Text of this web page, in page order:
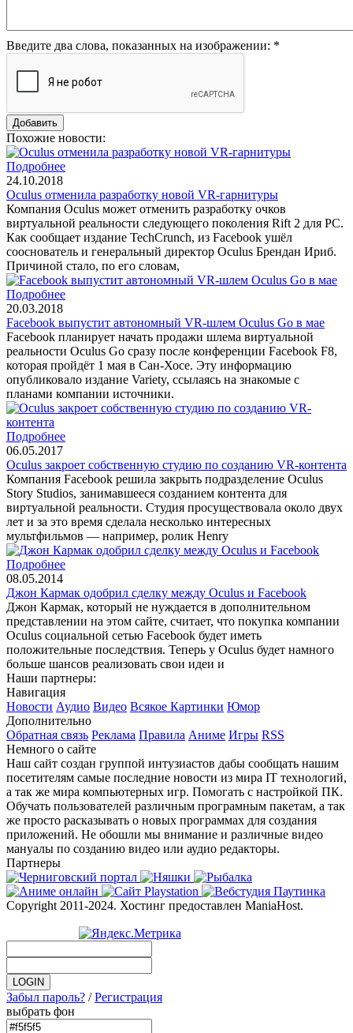
Введите два слова, показанных на изображении: *
Похожие новости:
Подробнее
24.10.2018
Oculus отменила разработку новой VR-гарнитуры
Компания Oculus может отменить разработку очков
виртуальной реальности следующего поколения Rift 2 для PC.
Как сообщает издание TechCrunch, из Facebook ушёл
сооснователь и генеральный директор Oculus Брендан Ириб.
Причиной стало, по его словам,
Подробнее
20.03.2018
Facebook выпустит автономный VR-шлем Oculus Go в мае
Facebook планирует начать продажи шлема виртуальной
реальности Oculus Go сразу после конференции Facebook F8,
которая пройдёт 1 мая в Сан-Хосе. Эту информацию
опубликовало издание Variety, ссылаясь на знакомые с
планами компании источники.
Подробнее
06.05.2017
Oculus закроет собственную студию по созданию VR-контента
Компания Facebook решила закрыть подразделение Oculus
Story Studios, занимавшееся созданием контента для
виртуальной реальности. Студия просуществовала около двух
лет и за это время сделала несколько интересных
мультфильмов — например, ролик Henry
Подробнее
08.05.2014
Джон Кармак одобрил сделку между Oculus и Facebook
Джон Кармак, который не нуждается в дополнительном
представлении на этом сайте, считает, что покупка компании
Oculus социальной сетью Facebook будет иметь
положительные последствия. Теперь у Oculus будет намного
больше шансов реализовать свои идеи и
Наши партнеры:
Навигация
Новости Аудио Видео Всякое Картинки Юмор
Дополнительно
Обратная связь Реклама Правила Аниме Игры RSS
Немного о сайте
Наш сайт создан группой интузиастов дабы сообщать нашим
посетителям самые последние новости из мира IT технологий,
а так же мира компьютерных игр. Помогать с настройкой ПК.
Обучать пользователей различным програмным пакетам, а так
же просто расказывать о новых программах для создания
приложений. Не обошли мы внимание и различные видео
мануалы по созданию видео или аудио редакторы.
Партнеры
Copyright 2011-2024. Хостинг предоставлен ManiaHost.
Забыл пароль? /Регистрация
выбрать фон